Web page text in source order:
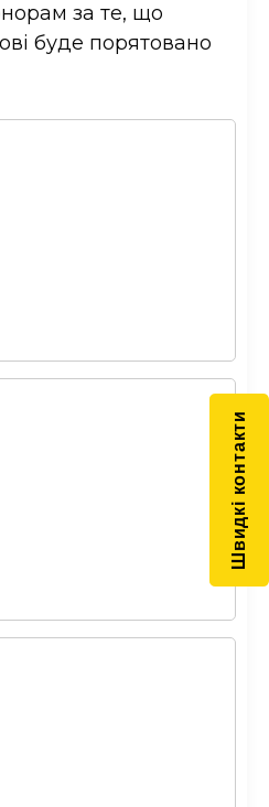
за те, що
буде порятовано
Швидкі контакти